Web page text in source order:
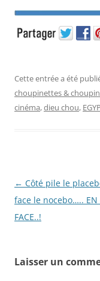
Cette entrée a été
choupinettes &
cinéma,dieu chou,
Navigation
des
articles
← Côté pile le
face le nocebo….. EN
FACE..!
Laisser un